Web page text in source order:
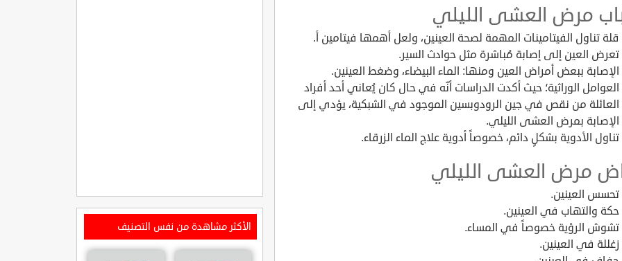
مرض العشى الليلي
قلة تناول الفيتامينات المهمة لصحة العينين، ولعل أهمها فيتامين أ.
تعرض العين إلى إصابة مُباشرة مثل حوادث السير.
الإصابة ببعض أمراض العين ومنها: الماء البيضاء، وضغط العينين.
العوامل الوراثية؛ حيث أكدت الدراسات أنّه في حال كان يُعاني أحد أفراد
العائلة من نقص في جين الرودوبسين الموجود في الشبكية، يؤدي إلى
الإصابة بمرض العشى الليلي.
تناول الأدوية بشكلٍ دائم، خصوصاً أدوية علاج الماء الزرقاء.
مرض العشى الليلي
تحسس العينين.
حكة والتهاب في العينين.
تشوش الرؤية خصوصاً في المساء.
زغللة في العينين.
الأكثر مشاهدة من نفس التصنيف